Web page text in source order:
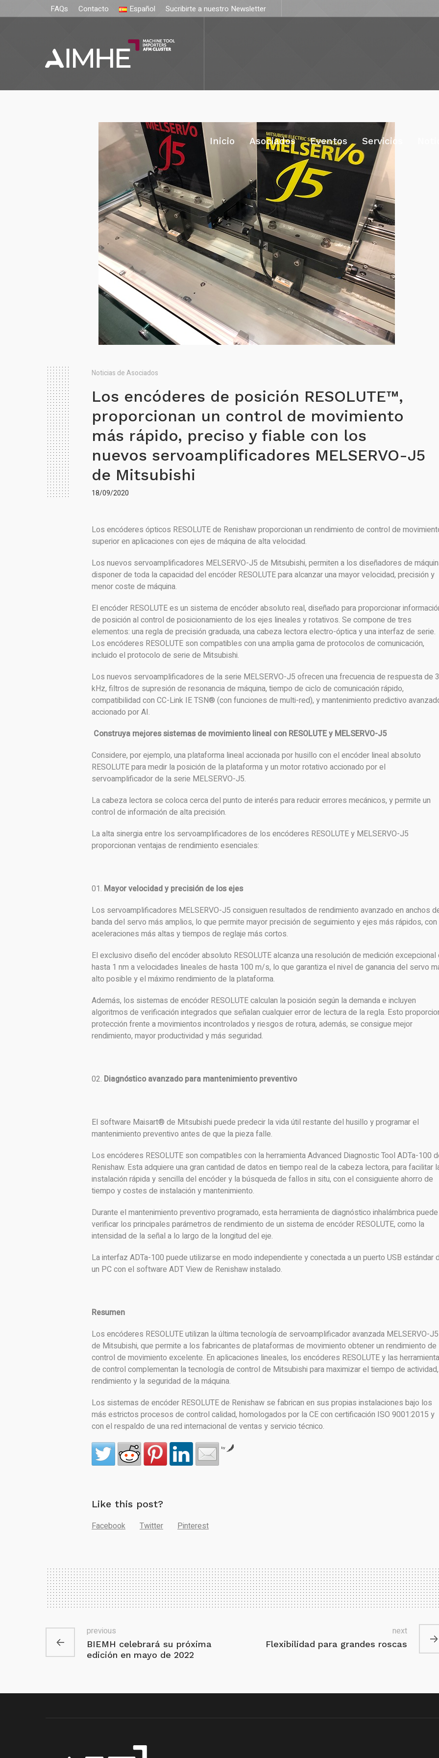
FAQs Contacto Español Sucribirte a nuestro Newsletter
Inicio Asociados Eventos Servicios
Noticias de Asociados
Los encóderes de posición RESOLUTE™,
proporcionan un control de movimiento
más rápido, preciso y fiable con los
nuevos servoamplificadores MELSERVO-J5
de Mitsubishi
18/09/2020
Los encóderes ópticos RESOLUTE de Renishaw proporcionan un rendimiento de control de
superior en aplicaciones con ejes de máquina de alta velocidad.
Los nuevos servoamplificadores MELSERVO-J5 de Mitsubishi, permiten a los diseñadores de
disponer de toda la capacidad del encóder RESOLUTE para alcanzar una mayor velocidad, precisión y
menor coste de máquina.
El encóder RESOLUTE es un sistema de encóder absoluto real, diseñado para proporcionar
de posición al control de posicionamiento de los ejes lineales y rotativos. Se compone de tres
elementos: una regla de precisión graduada, una cabeza lectora electro-óptica y una interfaz de serie.
Los encóderes RESOLUTE son compatibles con una amplia gama de protocolos de comunicación,
incluido el protocolo de serie de Mitsubishi.
Los nuevos servoamplificadores de la serie MELSERVO-J5 ofrecen una frecuencia de respuesta de
kHz, filtros de supresión de resonancia de máquina, tiempo de ciclo de comunicación rápido,
compatibilidad con CC-Link IE TSN® (con funciones de multi-red), y mantenimiento predictivo
accionado por AI.
Construya mejores sistemas de movimiento lineal con RESOLUTE y MELSERVO-J5
Considere, por ejemplo, una plataforma lineal accionada por husillo con el encóder lineal absoluto
RESOLUTE para medir la posición de la plataforma y un motor rotativo accionado por el
servoamplificador de la serie MELSERVO-J5.
La cabeza lectora se coloca cerca del punto de interés para reducir errores mecánicos, y permite un
control de información de alta precisión.
La alta sinergia entre los servoamplificadores de los encóderes RESOLUTE y MELSERVO-J5
proporcionan ventajas de rendimiento esenciales:
Mayor velocidad y precisión de los ejes
Los servoamplificadores MELSERVO-J5 consiguen resultados de rendimiento avanzado en anchos
banda del servo más amplios, lo que permite mayor precisión de seguimiento y ejes más rápidos, con
aceleraciones más altas y tiempos de reglaje más cortos.
El exclusivo diseño del encóder absoluto RESOLUTE alcanza una resolución de medición excepcional
hasta 1 nm a velocidades lineales de hasta 100 m/s, lo que garantiza el nivel de ganancia del servo
alto posible y el máximo rendimiento de la plataforma.
Además, los sistemas de encóder RESOLUTE calculan la posición según la demanda e incluyen
algoritmos de verificación integrados que señalan cualquier error de lectura de la regla. Esto
protección frente a movimientos incontrolados y riesgos de rotura, además, se consigue mejor
rendimiento, mayor productividad y más seguridad.
Diagnóstico avanzado para mantenimiento preventivo
El software Maisart® de Mitsubishi puede predecir la vida útil restante del husillo y programar el
mantenimiento preventivo antes de que la pieza falle.
Los encóderes RESOLUTE son compatibles con la herramienta Advanced Diagnostic Tool ADTa-100
Renishaw. Esta adquiere una gran cantidad de datos en tiempo real de la cabeza lectora, para facilitar
instalación rápida y sencilla del encóder y la búsqueda de fallos in situ, con el consiguiente ahorro de
tiempo y costes de instalación y mantenimiento.
Durante el mantenimiento preventivo programado, esta herramienta de diagnóstico inhalámbrica puede
verificar los principales parámetros de rendimiento de un sistema de encóder RESOLUTE, como la
intensidad de la señal a lo largo de la longitud del eje.
La interfaz ADTa-100 puede utilizarse en modo independiente y conectada a un puerto USB estándar
un PC con el software ADT View de Renishaw instalado.
Resumen
Los encóderes RESOLUTE utilizan la última tecnología de servoamplificador avanzada MELSERVO-J5
de Mitsubishi, que permite a los fabricantes de plataformas de movimiento obtener un rendimiento de
control de movimiento excelente. En aplicaciones lineales, los encóderes RESOLUTE y las
de control complementan la tecnología de control de Mitsubishi para maximizar el tiempo de
rendimiento y la seguridad de la máquina.
Los sistemas de encóder RESOLUTE de Renishaw se fabrican en sus propias instalaciones bajo los
más estrictos procesos de control calidad, homologados por la CE con certificación ISO 9001:2015 y
con el respaldo de una red internacional de ventas y servicio técnico.
by
Like this post?
Facebook
Twitter Pinterest
BIEMH celebrará su próxima
edición en mayo de 2022
previous
Flexibilidad para grandes roscas
next